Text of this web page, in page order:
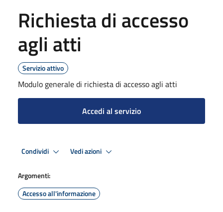
Richiesta di accesso
agli atti
Servizio attivo
Modulo generale di richiesta di accesso agli atti
Accedi al servizio
Condividi Vedi azioni
Argomenti:
Accesso all'informazione